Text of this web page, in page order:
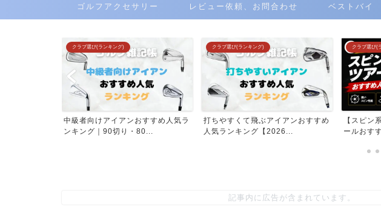
ゴルフアクセサリー レビュー依頼、お問合わせ ベストバイ
クラブ選び(ランキング)
中級者向けアイアンおすすめ人気ラ
ンキング｜90切り・80...
クラブ選び(ランキング)
打ちやすくて飛ぶアイアンおすすめ
人気ランキング【2026...
クラブ選び(
【スピン
ールおす
記事内に広告が含まれています。